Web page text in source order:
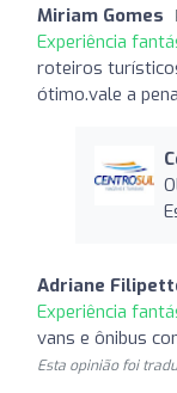
Miriam Gomes
Experiência
roteiros
ótimo.vale a
Adriane
Experiência
vans e ônibus
Esta opinião foi